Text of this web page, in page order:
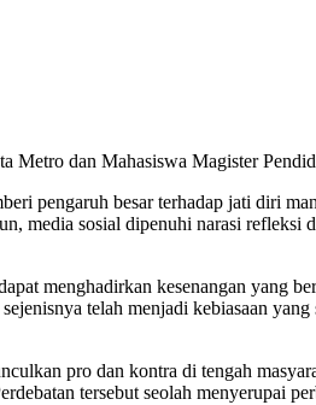
Metro dan Mahasiswa Magister
pengaruh besar terhadap jati diri
media sosial dipenuhi narasi
menghadirkan kesenangan yang
telah menjadi kebiasaan
pro dan kontra di tengah
tersebut seolah menyerupai